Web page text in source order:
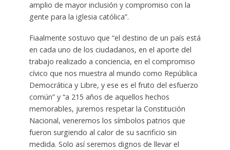
amplio de mayor inclusión y compromiso con la
gente para la iglesia católica”.
Fiaalmente sostuvo que “el destino de un país está
en cada uno de los ciudadanos, en el aporte del
trabajo realizado a conciencia, en el compromiso
cívico que nos muestra al mundo como República
Democrática y Libre, y ese es el fruto del esfuerzo
común” y “a 215 años de aquellos hechos
memorables, juremos respetar la Constitución
Nacional, veneremos los símbolos patrios que
fueron surgiendo al calor de su sacrificio sin
medida. Solo así seremos dignos de llevar el